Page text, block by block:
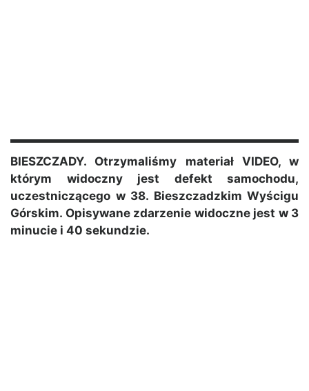
BIESZCZADY. Otrzymaliśmy materiał VIDEO, w
którym widoczny jest defekt samochodu,
uczestniczącego w 38. Bieszczadzkim Wyścigu
Górskim. Opisywane zdarzenie widoczne jest w 3
minucie i 40 sekundzie.